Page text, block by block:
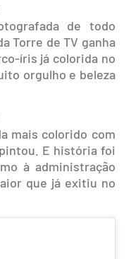
de todo
Torre de TV ganha
íris já colorida no
orgulho e beleza
mais colorido com
E história foi
à administração
que já exitiu no